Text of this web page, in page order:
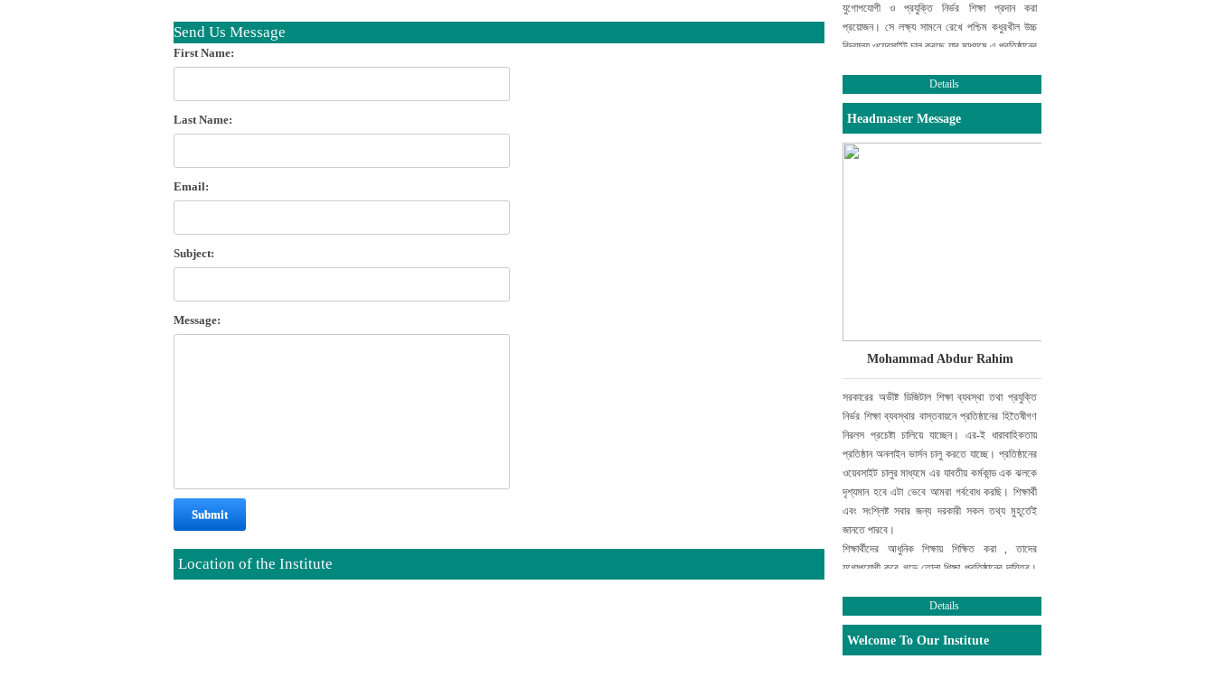
Send Us Message
First Name:
Last Name:
Email:
Subject:
Message:
Submit
Location of the Institute
যুগোপযোগী ও প্রযুক্তি নির্ভর শিক্ষা প্রদান করা
প্রয়োজন। সে লক্ষ্য সামনে রেখে পশ্চিম কধুরখীল উচ্চ
বিদ্যালয় ওয়েবসাইট চালু করছে যার মাধ্যমে এ প্রতিষ্ঠানের
উদ্যোগের সাফল্য কামনা করছি।
সভাপতি
পশ্চিম কধুরখীল উচ্চ বিদ্যালয় পরিচালনা পর্ষদ।
Details
Headmaster Message
Mohammad Abdur Rahim
সরকারের অভীষ্ট ডিজিটাল শিক্ষা ব্যবস্থাতথা প্রযুক্তি
নির্ভর শিক্ষা ব্যবস্থার বাস্তবায়নেপ্রতিষ্ঠানের হিতৈষীগণ
নিরলস প্রচেষ্টা চালিয়ে যাচ্ছেন। এর-ই ধারাবাহিকতায়
প্রতিষ্ঠান অনলাইন ভার্সন চালু করতে যাচ্ছে। প্রতিষ্ঠানের
ওয়েবসাইট চালুর মাধ্যমে এর যাবতীয় কর্মকান্ড এক ঝলকে
দৃশ্যমান হবে এটা ভেবে আমরা গর্ববোধ করছি। শিক্ষার্থী
এবং সংশ্লিষ্ট সবার জন্য দরকারী সকল তথ্য মুহূর্তেই
জানতে পারবে।
শিক্ষার্থীদের আধুনিক শিক্ষায় শিক্ষিত করা , তাদের
যুগোপযোগী করে গড়ে তোলা শিক্ষা প্রতিষ্ঠানের দায়িত্ব।
ওয়েবসাইট গুরুত্বপূর্ণ ভূমিকা রাখবে,
বিশ্বাস। এটি বাস্তবায়িত করার জন্য যারা ভূমিকা
রেখেছেন তাঁহাদের কাছে আমরা কৃতজ্ঞ। আমি
Details
Welcome To Our Institute